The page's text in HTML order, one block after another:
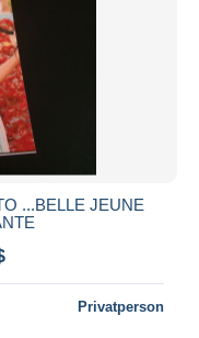
...BELLE JEUNE
Privatperson